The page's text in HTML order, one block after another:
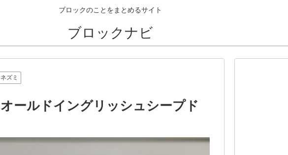
ブロックのことをまとめるサイト
ブロックナビ
ズミ
ールドイングリッシュシープド